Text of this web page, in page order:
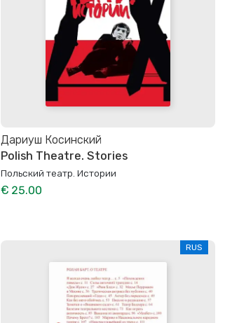
Дариуш Косинский
Polish Theatre. Stories
Польский театр. Истории
€ 25.00
RUS